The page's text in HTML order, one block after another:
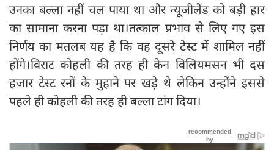
उनका बल्ला नहीं चल पाया था और न्यूजीलैंड को बड़ी हार
का सामाना करना पड़ा था।तत्काल प्रभाव से लिए गए इस
निर्णय का मतलब यह है कि वह दूसरे टेस्ट में शामिल नहीं
होंगे।विराट कोहली की तरह ही केन विलियमसन भी दस
हजार टेस्ट रनों के मुहाने पर खड़े थे लेकिन उन्होंने इससे
पहले ही कोहली की तरह ही बल्ला टांग दिया।